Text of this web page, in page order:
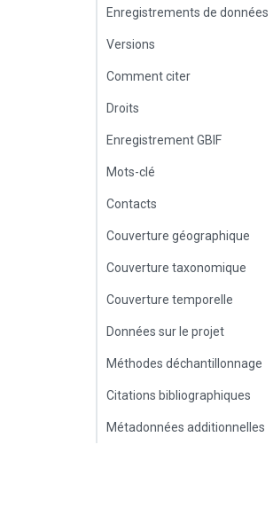
Enregistrements de données
Versions
Comment citer
Droits
Enregistrement GBIF
Mots-clé
Contacts
Couverture géographique
Couverture taxonomique
Couverture temporelle
Données sur le projet
Méthodes déchantillonnage
Citations bibliographiques
Métadonnées additionnelles